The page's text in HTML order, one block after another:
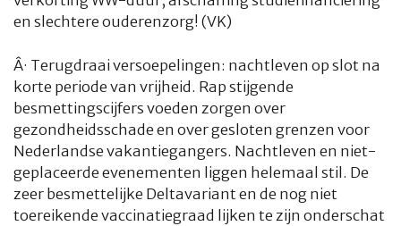
en slechtere ouderenzorg! (VK)
Â· Terugdraai versoepelingen: nachtleven op slot na
korte periode van vrijheid. Rap stijgende
besmettingscijfers voeden zorgen over
gezondheidsschade en over gesloten grenzen voor
Nederlandse vakantiegangers. Nachtleven en niet-
geplaceerde evenementen liggen helemaal stil. De
zeer besmettelijke Deltavariant en de nog niet
toereikende vaccinatiegraad lijken te zijn onderschat